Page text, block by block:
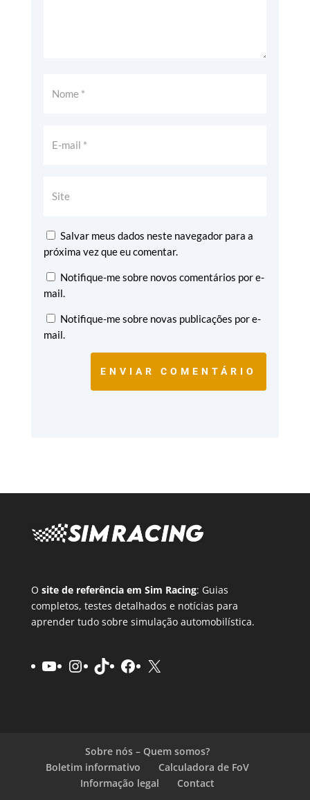
Salvar meus dados neste navegador para a
próxima vez que eu comentar.
Notifique-me sobre novos comentários por e-
mail.
Notifique-me sobre novas publicações por e-
mail.
ENVIAR COMENTÁRIO
O site de referência em Sim Racing: Guias
completos, testes detalhados e notícias para
aprender tudo sobre simulação automobilística.
Youtube
Instagram
TikTokFacebook
X
Sobre nós – Quem somos?
Boletim informativo
Calculadora de FoV
Informação legal
Contact